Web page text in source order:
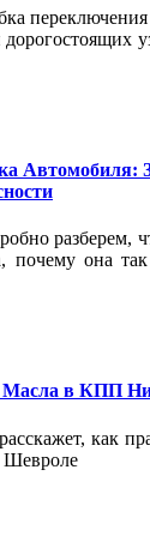
Автомобиля:
разберем,
почему она
Масла в КПП
как